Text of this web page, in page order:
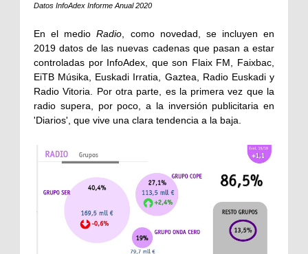
Datos InfoAdex Informe Anual 2020
En el medioRadio, como novedad, se incluyen en
2019 datos de las nuevas cadenas que pasan a estar
controladas por InfoAdex, que son Flaix FM, Faixbac,
EiTB Músika, Euskadi Irratia, Gaztea, Radio Euskadi y
Radio Vitoria. Por otra parte, es la primera vez que la
radio supera, por poco, a la inversión publicitaria en
'Diarios', que vive una clara tendencia a la baja.